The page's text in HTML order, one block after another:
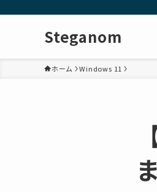
Steganom
ホーム Windows 11